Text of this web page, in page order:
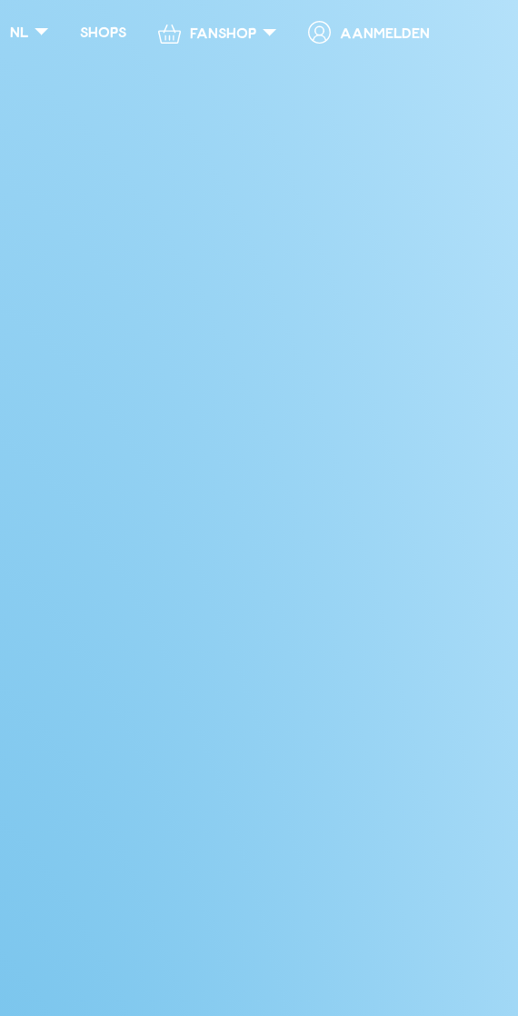
nl Shops Fanshop Aanmelden